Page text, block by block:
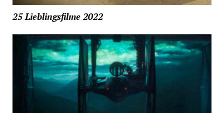
25 Lieblingsfilme 2022